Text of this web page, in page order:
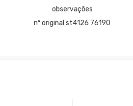
observações
nº original st4126 76190